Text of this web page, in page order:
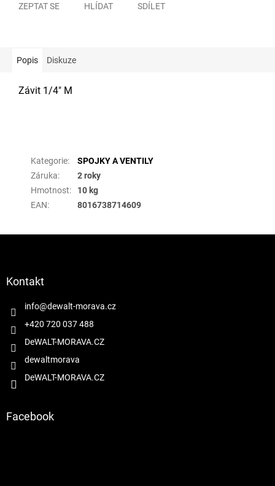
ZEPTAT SE HLÍDAT SDÍLET
Popis Diskuze
Závit 1/4" M
Kategorie:
SPOJKY A VENTILY
Záruka:
2 roky
Hmotnost:
10 kg
EAN: 8016738714609
Kontakt
info@dewalt-morava.cz
+420 720 037 488
DeWALT-MORAVA.CZ
dewaltmorava
DeWALT-MORAVA.CZ
Facebook